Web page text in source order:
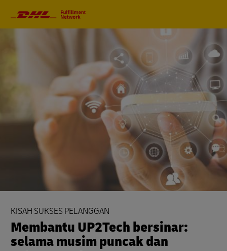
KISAH SUKSES PELANGGAN
Membantu UP2Tech bersinar:
selama musim puncak dan